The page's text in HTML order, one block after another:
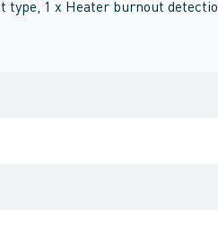
1 x Heater burnout